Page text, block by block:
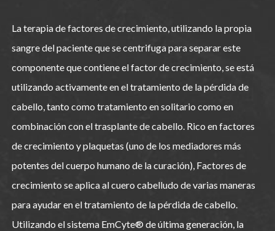
La terapia de factores de crecimiento, utilizando la propia
sangre del paciente que se centrifuga para separar este
componente que contiene el factor de crecimiento, se está
utilizando activamente en el tratamiento de la pérdida de
cabello, tanto como tratamiento en solitario como en
combinación con el trasplante de cabello. Rico en factores
de crecimiento y plaquetas (uno de los mediadores más
potentes del cuerpo humano de la curación), Factores de
crecimiento se aplica al cuero cabelludo de varias maneras
para ayudar en el tratamiento de la pérdida de cabello.
Utilizando el sistema EmCyte® de última generación, la